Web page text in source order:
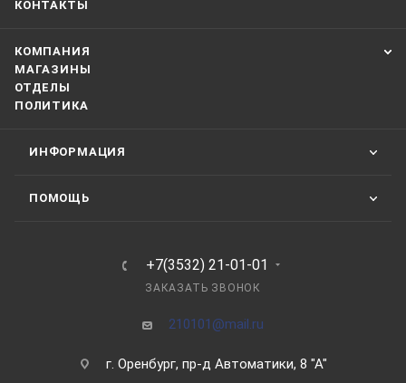
КОНТАКТЫ
КОМПАНИЯ
МАГАЗИНЫ
ОТДЕЛЫ
ПОЛИТИКА
ИНФОРМАЦИЯ
ПОМОЩЬ
+7(3532) 21-01-01
ЗАКАЗАТЬ ЗВОНОК
210101@mail.ru
г. Оренбург, пр-д Автоматики, 8 "А"